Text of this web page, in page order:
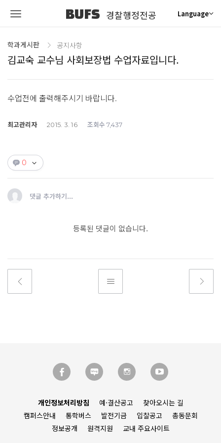
BUFS 경찰행정전공 Language
학과게시판 공지사항
김교숙 교수님 사회보장법 수업자료입니다.
수업전에 출력해주시기 바랍니다.
최고관리자 2015. 3. 16 조회수 7,437
0
댓글 추가하기...
등록된 댓글이 없습니다.
개인정보처리방침 예·결산공고
찾아오시는 길
캠퍼스안내
통학버스 발전기금 입찰공고
총동문회
정보공개
원격지원 교내 주요사이트